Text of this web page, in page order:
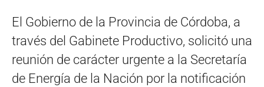
El Gobierno de la Provincia de Córdoba, a
través del Gabinete Productivo, solicitó una
reunión de carácter urgente a la Secretaría
de Energía de la Nación por la notificación